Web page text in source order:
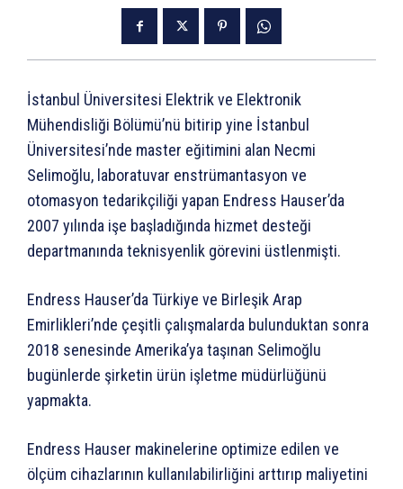
İstanbul Üniversitesi Elektrik ve Elektronik
Mühendisliği Bölümü’nü bitirip yine İstanbul
Üniversitesi’nde master eğitimini alan Necmi
Selimoğlu, laboratuvar enstrümantasyon ve
otomasyon tedarikçiliği yapan Endress Hauser’da
2007 yılında işe başladığında hizmet desteği
departmanında teknisyenlik görevini üstlenmişti.
Endress Hauser’da Türkiye ve Birleşik Arap
Emirlikleri’nde çeşitli çalışmalarda bulunduktan sonra
2018 senesinde Amerika’ya taşınan Selimoğlu
bugünlerde şirketin ürün işletme müdürlüğünü
yapmakta.
Endress Hauser makinelerine optimize edilen ve
ölçüm cihazlarının kullanılabilirliğini arttırıp maliyetini